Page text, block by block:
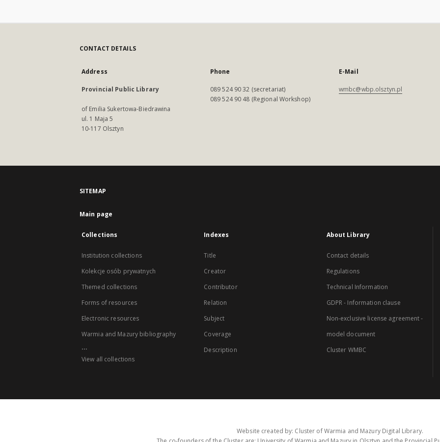
CONTACT DETAILS
Address
Provincial Public Library
of Emilia Sukertowa-Biedrawina
ul. 1 Maja 5
10-117 Olsztyn
Phone
089 524 90 32 (secretariat)
089 524 90 48 (Regional Workshop)
E-Mail
wmbc@wbp.olsztyn.pl
SITEMAP
Main page
Collections
Institution collections
Kolekcje osób prywatnych
Themed collections
Forms of resources
Electronic resources
Warmia and Mazury bibliography
...
View all collections
Indexes
Title
Creator
Contributor
Relation
Subject
Coverage
Description
About Library
Contact details
Regulations
Technical Information
GDPR - Information clause
Non-exclusive license agreement -
model document
Cluster WMBC
Website created by: Cluster of Warmia and Mazury Digital Library.